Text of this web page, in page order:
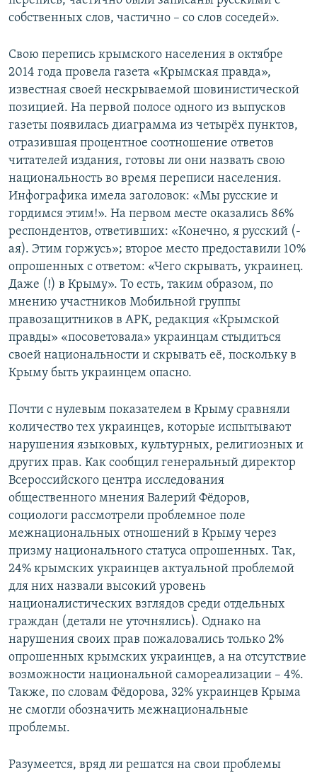
собственных слов, частично – со слов соседей».
Свою перепись крымского населения в октябре
2014 года провела газета «Крымская правда»,
известная своей нескрываемой шовинистической
позицией. На первой полосе одного из выпусков
газеты появилась диаграмма из четырёх пунктов,
отразившая процентное соотношение ответов
читателей издания, готовы ли они назвать свою
национальность во время переписи населения.
Инфографика имела заголовок: «Мы русские и
гордимся этим!». На первом месте оказались 86%
респондентов, ответивших: «Конечно, я русский (-
ая). Этим горжусь»; второе место предоставили 10%
опрошенных с ответом: «Чего скрывать, украинец.
Даже (!) в Крыму». То есть, таким образом, по
мнению участников Мобильной группы
правозащитников в АРК, редакция «Крымской
правды» «посоветовала» украинцам стыдиться
своей национальности и скрывать её, поскольку в
Крыму быть украинцем опасно.
Почти с нулевым показателем в Крыму сравняли
количество тех украинцев, которые испытывают
нарушения языковых, культурных, религиозных и
других прав. Как сообщил генеральный директор
Всероссийского центра исследования
общественного мнения Валерий Фёдоров,
социологи рассмотрели проблемное поле
межнациональных отношений в Крыму через
призму национального статуса опрошенных. Так,
24% крымских украинцев актуальной проблемой
для них назвали высокий уровень
националистических взглядов среди отдельных
граждан (детали не уточнялись). Однако на
нарушения своих прав пожаловались только 2%
опрошенных крымских украинцев, а на отсутствие
возможности национальной самореализации – 4%.
Также, по словам Фёдорова, 32% украинцев Крыма
не смогли обозначить межнациональные
проблемы.
Разумеется, вряд ли решатся на свои проблемы